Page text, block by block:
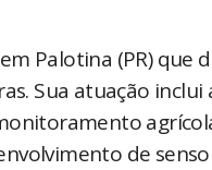
Palotina (PR) que
Sua atuação
de